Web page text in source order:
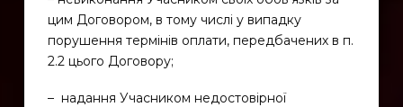
цим Договором, в тому числі у випадку
порушення термінів оплати, передбачених в п.
2.2 цього Договору;
– надання Учасником недостовірної